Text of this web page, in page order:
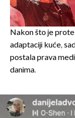
Nakon što je
adaptaciji kuće,
postala prava
danima.